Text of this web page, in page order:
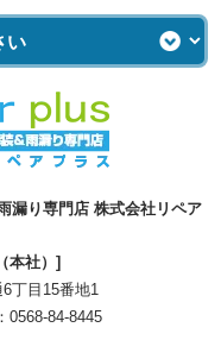
漏り専門店 株式会社リペア
本社）]
丁目15番地1
84-8445